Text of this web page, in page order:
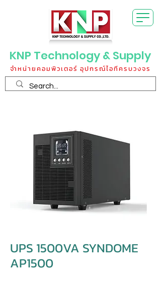
KNP Technology & Supply
จำหน่ายคอมพิวเตอร์ อุปกรณ์ไอทีครบวงจร
UPS 1500VA SYNDOME
AP1500